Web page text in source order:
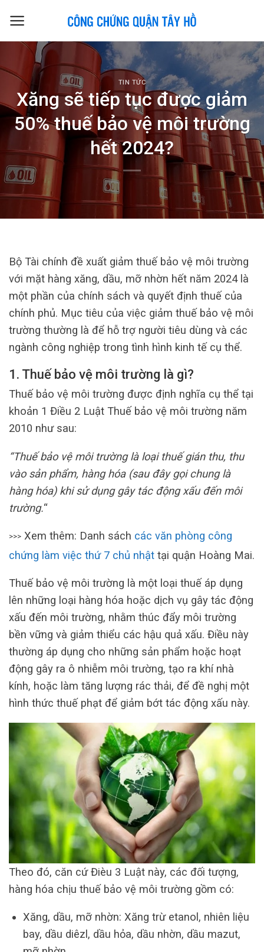
TIN TỨC
Xăng sẽ tiếp tục được giảm
50% thuế bảo vệ môi trường
hết 2024?
Bộ Tài chính đề xuất giảm thuế bảo vệ môi trường
với mặt hàng xăng, dầu, mỡ nhờn hết năm 2024 là
một phần của chính sách và quyết định thuế của
chính phủ. Mục tiêu của việc giảm thuế bảo vệ môi
trường thường là để hỗ trợ người tiêu dùng và các
ngành công nghiệp trong tình hình kinh tế cụ thể.
1. Thuế bảo vệ môi trường là gì?
Thuế bảo vệ môi trường được định nghĩa cụ thể tại
khoản 1 Điều 2 Luật Thuế bảo vệ môi trường năm
2010 như sau:
“Thuế bảo vệ môi trường là loại thuế gián thu, thu
vào sản phẩm, hàng hóa (sau đây gọi chung là
hàng hóa) khi sử dụng gây tác động xấu đến môi
trường.“
>>> Xem thêm: Danh sách các văn phòng công
chứng làm việc thứ 7 chủ nhật tại quận Hoàng Mai.
Thuế bảo vệ môi trường là một loại thuế áp dụng
lên những loại hàng hóa hoặc dịch vụ gây tác động
xấu đến môi trường, nhằm thúc đẩy môi trường
bền vững và giảm thiểu các hậu quả xấu. Điều này
thường áp dụng cho những sản phẩm hoặc hoạt
động gây ra ô nhiễm môi trường, tạo ra khí nhà
kính, hoặc làm tăng lượng rác thải, để đề nghị một
hình thức thuế phạt để giảm bớt tác động xấu này.
Theo đó, căn cứ Đièu 3 Luật này, các đối tượng,
hàng hóa chịu thuế bảo vệ môi trường gồm có:
Xăng, dầu, mỡ nhờn: Xăng trừ etanol, nhiên liệu
bay, dầu diêzl, dầu hỏa, dầu nhờn, dầu mazut,